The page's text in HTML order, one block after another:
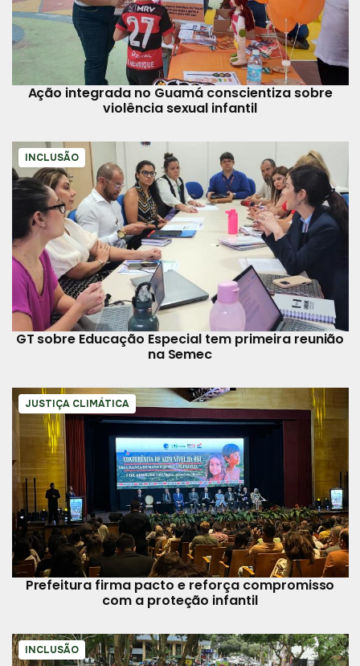
Ação integrada no Guamá conscientiza sobre
violência sexual infantil
INCLUSÃO
GT sobre Educação Especial tem primeira reunião
na Semec
JUSTIÇA CLIMÁTICA
Prefeitura firma pacto e reforça compromisso
com a proteção infantil
INCLUSÃO